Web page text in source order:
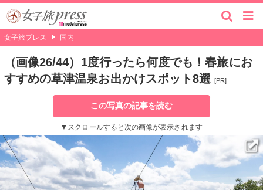
女子旅プレス 国内
（画像26/44）1度行ったら何度でも！春旅にお
すすめの草津温泉お出かけスポット8選 [PR]
この写真の記事を読む
▼スクロールすると次の画像が表示されます